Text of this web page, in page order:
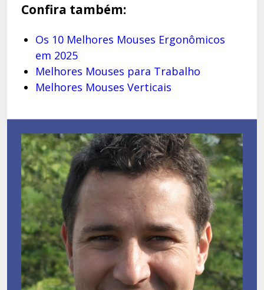
Confira também:
Os 10 Melhores Mouses Ergonômicos
em 2025
Melhores Mouses para Trabalho
Melhores Mouses Verticais